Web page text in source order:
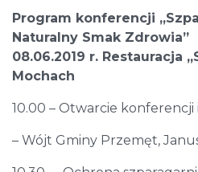
Program konferencji
Naturalny Smak Zdrowia”
08.06.2019 r. Restauracja
Mochach
10.00 – Otwarcie konferencji
– Wójt Gminy Przemęt,